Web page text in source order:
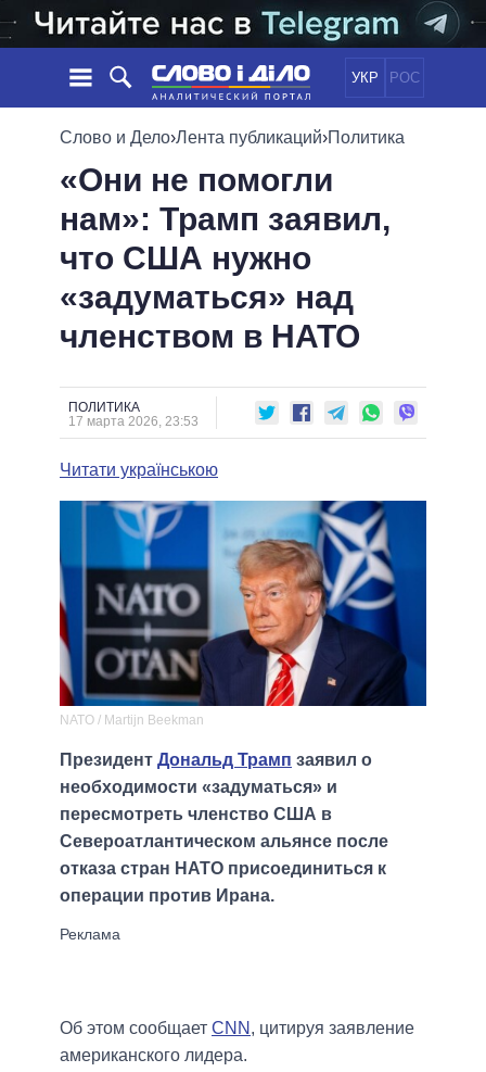
УКР РОС
НОВОСТИ
ЛЕНТА
СОБЫТИЯ
СТАТЬИ
ОБЗОРЫ
ДАЙДЖЕСТЫ
ПОЛИТИКА
ЭКОНОМИКА
ОБЩЕСТВО
ОБЕЩАНИЯ
ПОЛИТИКИ
ПРЕЗИДЕНТ И ОФИС
ВЕРХОВНАЯ РАДА
ГЛАВЫ ОБЛАДМИНИСТРАЦИЙ
МЭРЫ
ВСЕ ПЕРСОНЫ
ИНФОГРАФИКА
ВИДЕО
СРАВНЕНИЕ ПОЛИТИКОВ
Слово и Дело›Лента публикаций›Политика
«Они не помогли
нам»: Трамп заявил,
что США нужно
«задуматься» над
членством в НАТО
ПОЛИТИКА
17 марта 2026, 23:53
Читати українською
NATO / Martijn Beekman
Президент Дональд Трамп заявил о
необходимости «задуматься» и
пересмотреть членство США в
Североатлантическом альянсе после
отказа стран НАТО присоединиться к
операции против Ирана.
Об этом сообщает CNN , цитируя заявление
американского лидера.